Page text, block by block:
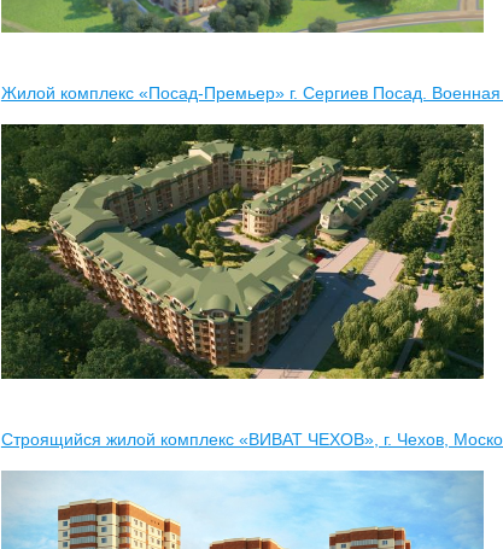
Жилой комплекс «Посад-Премьер» г. Сергиев Посад. Военная
Строящийся жилой комплекс «ВИВАТ ЧЕХОВ», г. Чехов,